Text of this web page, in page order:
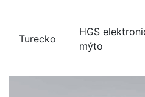
Turecko
HGS
mýto